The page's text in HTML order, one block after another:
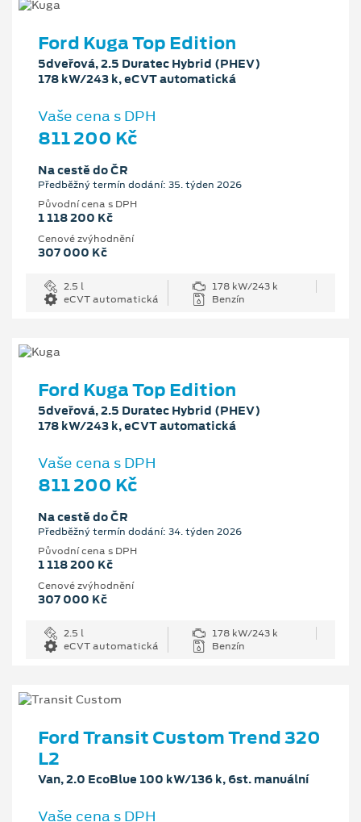
Ford Kuga Top Edition
5dveřová, 2.5 Duratec Hybrid (PHEV)
178 kW/243 k, eCVT automatická
Vaše cena s DPH
811 200 Kč
Na cestě do ČR
Předběžný termín dodání: 35. týden 2026
Původní cena s DPH
1 118 200 Kč
Cenové zvýhodnění
307 000 Kč
2.5 l
178 kW/243 k
eCVT automatická
Benzín
Ford Kuga Top Edition
5dveřová, 2.5 Duratec Hybrid (PHEV)
178 kW/243 k, eCVT automatická
Vaše cena s DPH
811 200 Kč
Na cestě do ČR
Předběžný termín dodání: 34. týden 2026
Původní cena s DPH
1 118 200 Kč
Cenové zvýhodnění
307 000 Kč
2.5 l
178 kW/243 k
eCVT automatická
Benzín
Ford Transit Custom Trend 320
L2
Van, 2.0 EcoBlue 100 kW/136 k, 6st. manuální
Vaše cena s DPH